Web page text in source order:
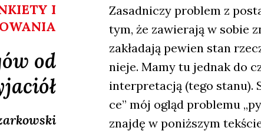
I
od
Zasad­ni­czy pro­blem z
tym, że zawie­ra­ją w sobie
zakła­da­ją pewien stan
nie­je. Mamy tu jed­nak do
inter­pre­ta­cją (tego sta­nu).
ce” mój ogląd pro­ble­mu
znaj­dę w poniż­szym